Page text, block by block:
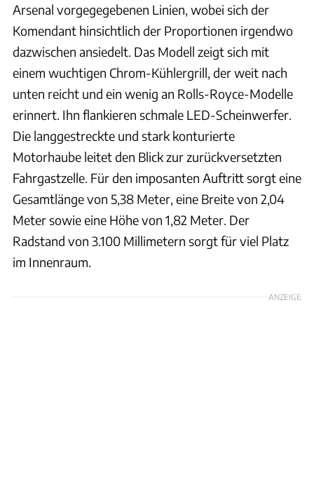
Arsenal vorgegegebenen Linien, wobei sich der
Komendant hinsichtlich der Proportionen irgendwo
dazwischen ansiedelt. Das Modell zeigt sich mit
einem wuchtigen Chrom-Kühlergrill, der weit nach
unten reicht und ein wenig an Rolls-Royce-Modelle
erinnert. Ihn flankieren schmale LED-Scheinwerfer.
Die langgestreckte und stark konturierte
Motorhaube leitet den Blick zur zurückversetzten
Fahrgastzelle. Für den imposanten Auftritt sorgt eine
Gesamtlänge von 5,38 Meter, eine Breite von 2,04
Meter sowie eine Höhe von 1,82 Meter. Der
Radstand von 3.100 Millimetern sorgt für viel Platz
im Innenraum.
ANZEIGE